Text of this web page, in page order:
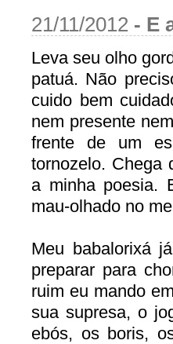
21/11/2012 - E
Leva seu olho
patuá. Não
cuido bem
nem presente
frente de um
tornozelo. Chega
a minha poesia.
mau-olhado no
Meu babalorixá
preparar para
ruim eu mando
sua supresa, o
ebós, os boris,